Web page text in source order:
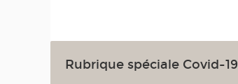
Rubrique spéciale Covid-19